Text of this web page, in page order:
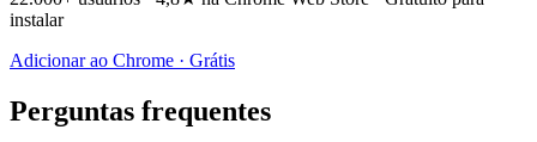
instalar
Adicionar ao Chrome · Grátis
Perguntas frequentes